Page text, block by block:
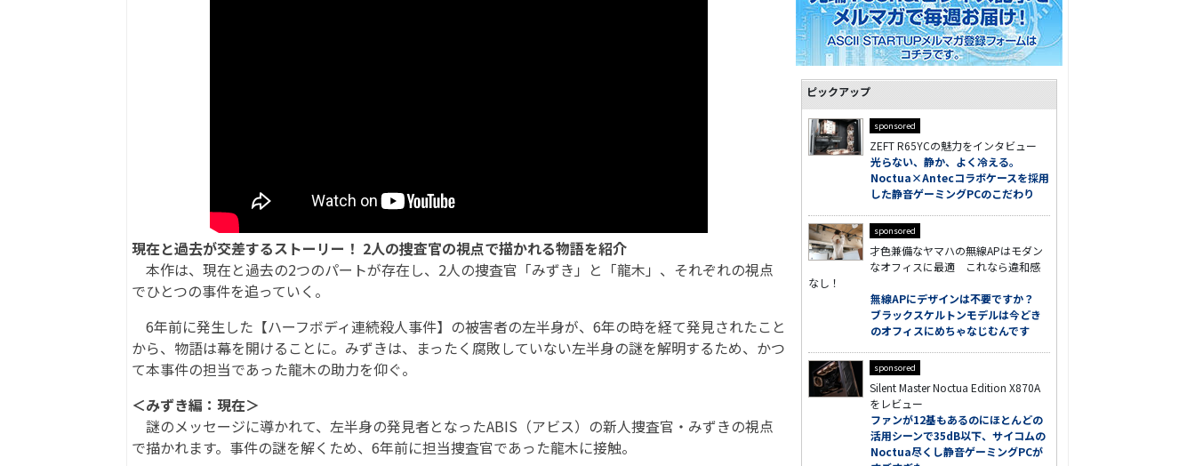
現在と過去が交差するストーリー！ 2人の捜査官の視点で描かれる物語を紹介
本作は、現在と過去の2つのパートが存在し、2人の捜査官「みずき」と「龍木」、それぞれの視点
でひとつの事件を追っていく。
6年前に発生した【ハーフボディ連続殺人事件】の被害者の左半身が、6年の時を経て発見されたこと
から、物語は幕を開けることに。みずきは、まったく腐敗していない左半身の謎を解明するため、かつ
て本事件の担当であった龍木の助力を仰ぐ。
＜みずき編：現在＞
謎のメッセージに導かれて、左半身の発見者となったABIS（アビス）の新人捜査官・みずきの視点
で描かれます。事件の謎を解くため、6年前に担当捜査官であった龍木に接触。
ピックアップ
sponsored
ZEFT R65YCの魅力をインタビュー
光らない、静か、よく冷える。
Noctua×Antecコラボケースを採用
した静音ゲーミングPCのこだわり
sponsored
才色兼備なヤマハの無線APはモダン
なオフィスに最適 これなら違和感
なし！
無線APにデザインは不要ですか？
ブラックスケルトンモデルは今どき
のオフィスにめちゃなじむんです
sponsored
Silent Master Noctua Edition X870A
をレビュー
ファンが12基もあるのにほとんどの
活用シーンで35dB以下、サイコムの
Noctua尽くし静音ゲーミングPCが